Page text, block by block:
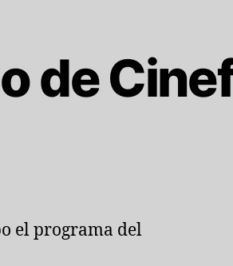
de
el programa del